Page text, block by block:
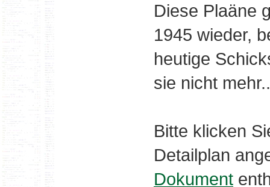
Diese Plaäne
1945 wieder,
heutige
sie nicht mehr..
Bitte klicken
Detailplan
Dokument